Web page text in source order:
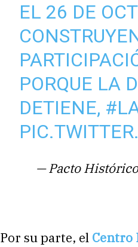
EL 26 DE
PORQUE LA
DETIENE,
— Pacto
Por su parte, el Centro